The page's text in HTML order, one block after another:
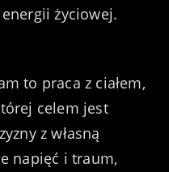
energii życiowej.
to praca z ciałem,
celem jest
z własną
napięć i traum,